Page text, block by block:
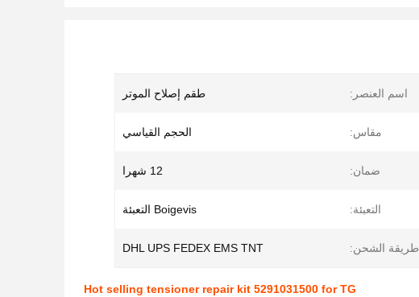
اسم العنصر: طقم إصلاح الموتر
مقاس: الحجم القياسي
ضمان: 12 شهرا
التعبئة: Boigevis التعبئة
طريقة الشحن: DHL UPS FEDEX EMS TNT
Hot selling tensioner repair kit 5291031500 for TG